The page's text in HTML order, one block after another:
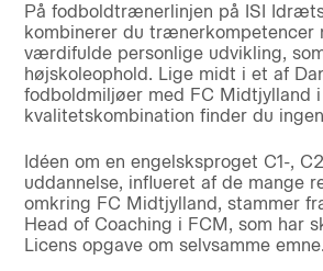
På fodboldtrænerlinjen på ISI
kombinerer du trænerkompetencer
værdifulde personlige udvikling,
højskoleophold. Lige midt i et af
fodboldmiljøer med FC Midtjylland i
kvalitetskombination finder du
Idéen om en engelsksproget C1-,
uddannelse, influeret af de mange
omkring FC Midtjylland, stammer
Head of Coaching i FCM, som har
Licens opgave om selvsamme emne.